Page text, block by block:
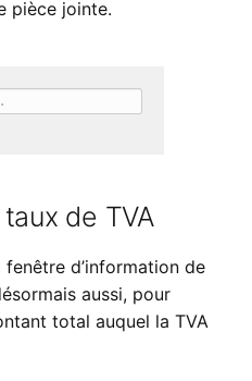
pièce jointe.
de TVA
fenêtre d’information de
aussi, pour
total auquel la TVA